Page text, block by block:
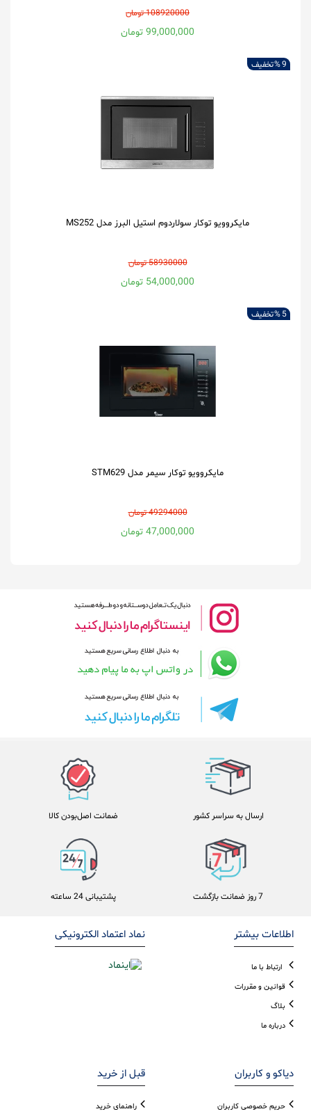
108920000 تومان
99,000,000 تومان
9 % تخفیف
مایکروویو توکار سولاردوم استیل البرز مدل MS252
58930000 تومان
54,000,000 تومان
5 % تخفیف
مایکروویو توکار سیمر مدل STM629
49294000 تومان
47,000,000 تومان
ضمانت اصل‌بودن کالا ارسال به سراسر کشور
پشتیبانی 24 ساعته 7 روز ضمانت بازگشت
نماد اعتماد الکترونیکی اطلاعات بیشتر
ارتباط با ما
قوانین و مقررات
بلاگ
درباره ما
قبل از خرید
راهنمای خرید
دیاکو و کاربران
حریم خصوصی کاربران